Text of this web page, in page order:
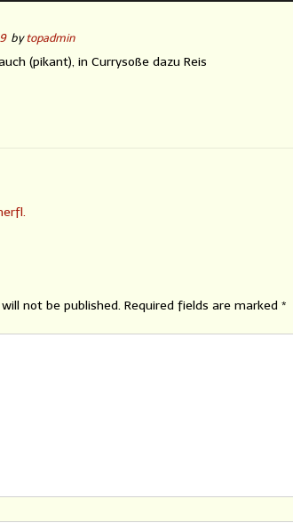
by topadmin
(pikant), in Currysoße dazu Reis
not be published. Required fields are marked *